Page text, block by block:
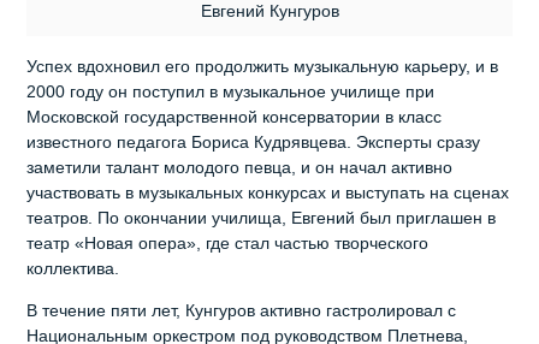
Евгений Кунгуров
Успех вдохновил его продолжить музыкальную карьеру, и в
2000 году он поступил в музыкальное училище при
Московской государственной консерватории в класс
известного педагога Бориса Кудрявцева. Эксперты сразу
заметили талант молодого певца, и он начал активно
участвовать в музыкальных конкурсах и выступать на сценах
театров. По окончании училища, Евгений был приглашен в
театр «Новая опера», где стал частью творческого
коллектива.
В течение пяти лет, Кунгуров активно гастролировал с
Национальным оркестром под руководством Плетнева,